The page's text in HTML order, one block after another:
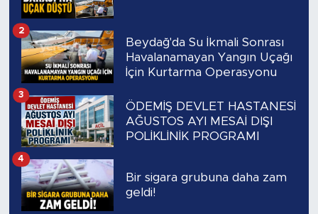
Beydağ'da Su İkmali Sonrası
Havalanamayan Yangın Uçağı
İçin Kurtarma Operasyonu
2
ÖDEMİŞ DEVLET HASTANESİ
AĞUSTOS AYI MESAİ DIŞI
POLİKLİNİK PROGRAMI
3
Bir sigara grubuna daha zam
geldi!
4